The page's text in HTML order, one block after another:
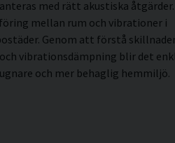
med rätt akustiska åtgärder.
mellan rum och vibrationer i
Genom att förstå
vibrationsdämpning blir det
och mer behaglig hemmiljö.